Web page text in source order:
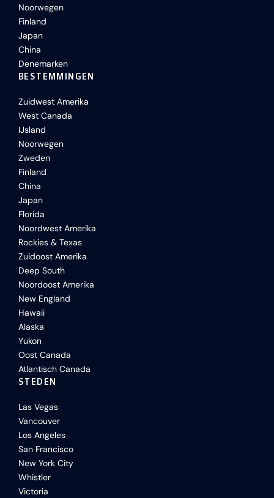
Noorwegen
Finland
Japan
China
Denemarken
BESTEMMINGEN
Zuidwest Amerika
West Canada
IJsland
Noorwegen
Zweden
Finland
China
Japan
Florida
Noordwest Amerika
Rockies & Texas
Zuidoost Amerika
Deep South
Noordoost Amerika
New England
Hawaii
Alaska
Yukon
Oost Canada
Atlantisch Canada
STEDEN
Las Vegas
Vancouver
Los Angeles
San Francisco
New York City
Whistler
Victoria